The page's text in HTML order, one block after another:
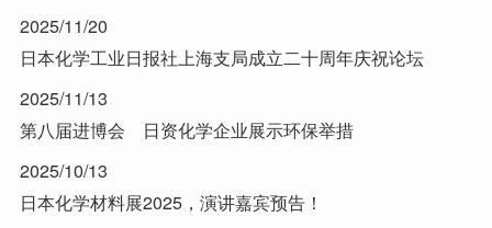
2025/11/20
日本化学工业日报社上海支局成立二十周年庆祝论坛
2025/11/13
第八届进博会 日资化学企业展示环保举措
2025/10/13
日本化学材料展2025，演讲嘉宾预告！